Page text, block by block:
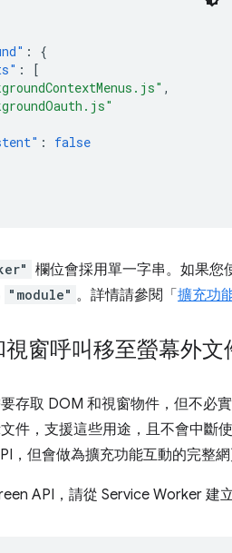
:
{
:
[
,
:
false
欄位會採用單一字串。如果您
"module" 。詳情請參閱「擴充功
窗呼叫移至螢幕外文
存取 DOM 和視窗物件，但不必實
件，支援這些用途，且不會中斷
，但會做為擴充功能互動的完整網
API，請從 Service Worker 建立